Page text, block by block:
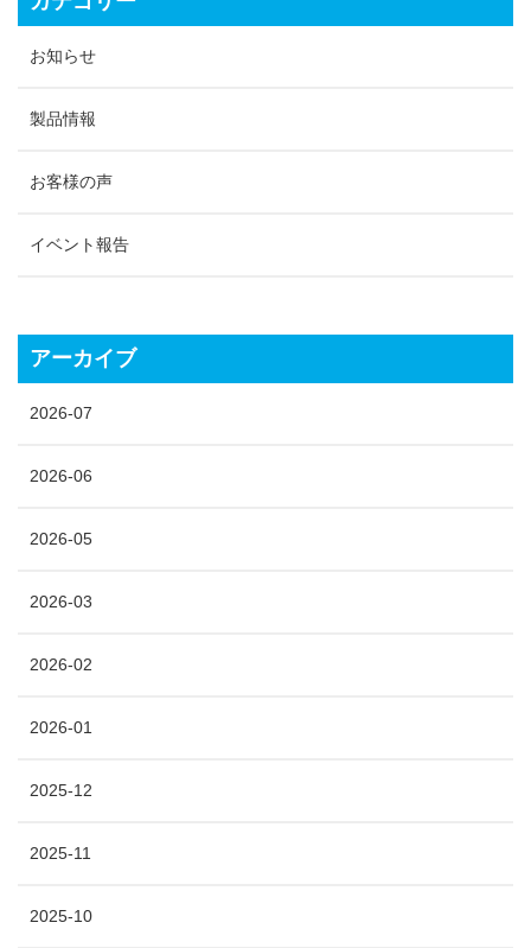
お知らせ
製品情報
お客様の声
イベント報告
アーカイブ
2026-07
2026-06
2026-05
2026-03
2026-02
2026-01
2025-12
2025-11
2025-10